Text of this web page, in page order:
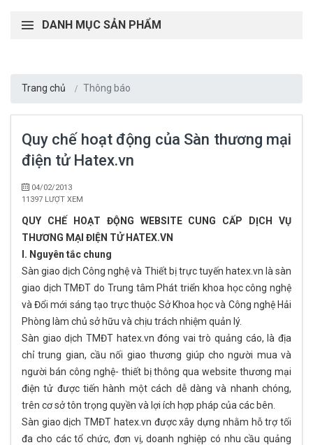
DANH MỤC SẢN PHẨM
Trang chủ Thông báo
Quy chế hoạt động của Sàn thương mại
điện tử Hatex.vn
04/02/2013
11397 LƯỢT XEM
QUY CHẾ HOẠT ĐỘNG WEBSITE CUNG CẤP DỊCH VỤ
THƯƠNG MẠI ĐIỆN TỬ HATEX.VN
I. Nguyên tắc chung
Sàn giao dịch Công nghệ và Thiết bị trực tuyến hatex.vn là sàn
giao dịch TMĐT do Trung tâm Phát triển khoa học công nghệ
và Đổi mới sáng tạo trực thuộc Sở Khoa học và Công nghệ Hải
Phòng làm chủ sở hữu và chịu trách nhiệm quản lý.
Sàn giao dịch TMĐT hatex.vn đóng vai trò quảng cáo, là địa
chỉ trung gian, cầu nối giao thương giúp cho người mua và
người bán công nghệ- thiết bị thông qua website thương mại
điện tử được tiến hành một cách dễ dàng và nhanh chóng,
trên cơ sở tôn trọng quyền và lợi ích hợp pháp của các bên.
Sàn giao dịch TMĐT hatex.vn được xây dựng nhằm hỗ trợ tối
đa cho các tổ chức, đơn vị, doanh nghiệp có nhu cầu quảng